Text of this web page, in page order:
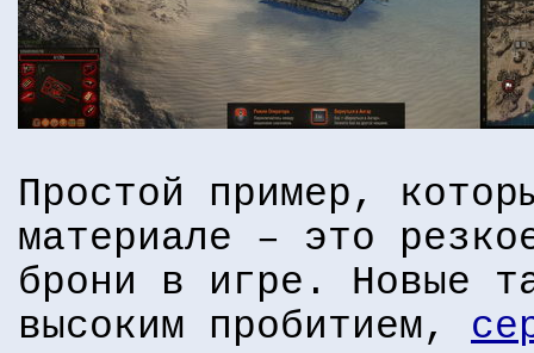
Простой пример,
материале – это
брони в игре. Новые
высоким пробитием,